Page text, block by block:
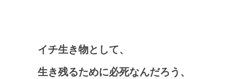
イチ生き物として、
生き残るために必死なんだろう、